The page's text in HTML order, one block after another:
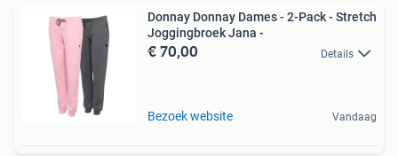
Donnay Donnay Dames - 2-Pack - Stretch
Joggingbroek Jana -
€ 70,00 Details
Bezoek website Vandaag